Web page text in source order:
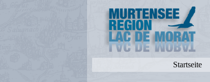
Startseite